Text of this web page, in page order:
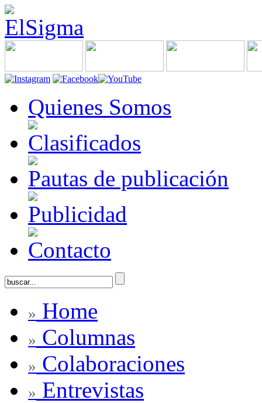
Quienes Somos
Clasificados
Pautas de publicación
Publicidad
Contacto
» Home
» Columnas
» Colaboraciones
» Entrevistas